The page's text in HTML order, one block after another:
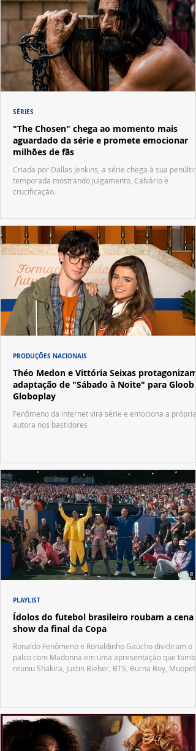
"The Chosen" chega ao momento mais
aguardado da série e promete emocionar
milhões de fãs
Criada por Dallas Jenkins, a série chega à sua
temporada mostrando julgamento, Calvário e
crucificação.
SÉRIES
Théo Medon e Vittória Seixas protagonizam
adaptação de "Sábado à Noite" para Gloob e
Globoplay
Fenômeno da internet vira série e emociona a própria
autora nos bastidores
PRODUÇÕES NACIONAIS
Ídolos do futebol brasileiro roubam a cena
show da final da Copa
Ronaldo Fenômeno e Ronaldinho Gaúcho dividiram o
palco com Madonna em uma apresentação que
reuniu Shakira, Justin Bieber, BTS, Burna Boy, Muppets,
PLAYLIST